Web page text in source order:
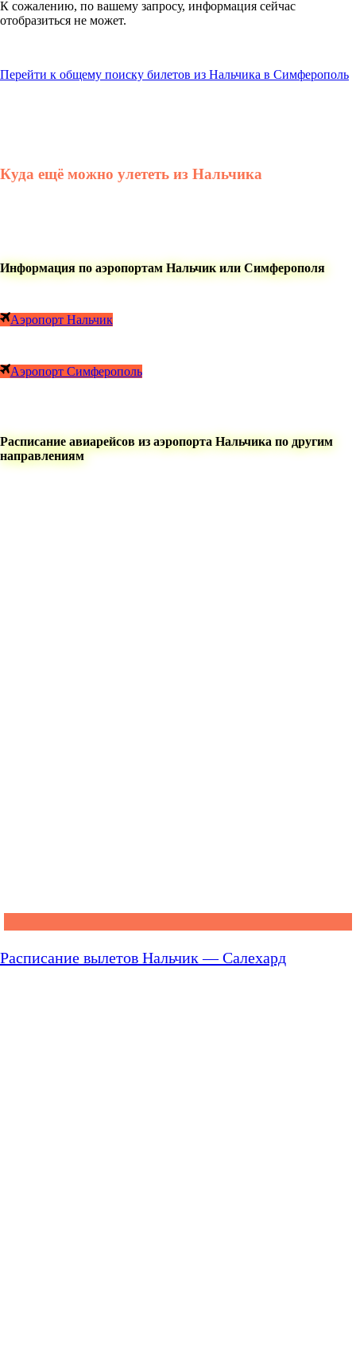
К сожалению, по вашему запросу, информация сейчас
отобразиться не может.
Перейти к общему поиску билетов из Нальчика в Симферополь
Куда ещё можно улететь из Нальчика
Информация по аэропортам Нальчик или Симферополя
Аэропорт Нальчик
Аэропорт Симферополь
Расписание авиарейсов из аэропорта Нальчика по другим
направлениям
Расписание вылетов Нальчик — Салехард